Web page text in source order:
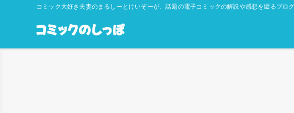
コミック大好き夫妻のまるしーとけいぞーが、話題の電子コミックの解説や感想を綴るブロ